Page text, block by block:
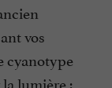
vos
cyanotype
lumière :